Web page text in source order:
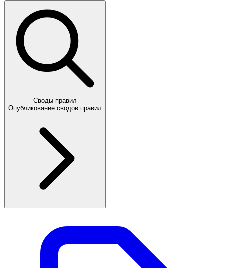
Своды правил
Опубликование сводов правил